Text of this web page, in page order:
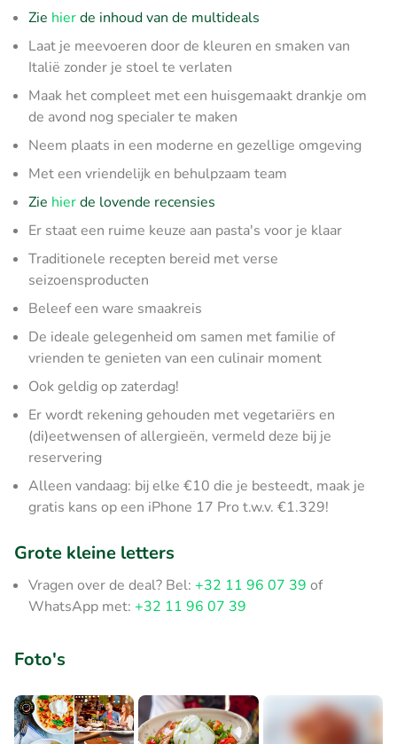
Zie hierde inhoud van de multideals
Laat je meevoeren door de kleuren en smaken van
Italië zonder je stoel te verlaten
Maak het compleet met een huisgemaakt drankje om
de avond nog specialer te maken
Neem plaats in een moderne en gezellige omgeving
Met een vriendelijk en behulpzaam team
Zie hierde lovende recensies
Er staat een ruime keuze aan pasta's voor je klaar
Traditionele recepten bereid met verse
seizoensproducten
Beleef een ware smaakreis
De ideale gelegenheid om samen met familie of
vrienden te genieten van een culinair moment
Ook geldig op zaterdag!
Er wordt rekening gehouden met vegetariërs en
(di)eetwensen of allergieën, vermeld deze bij je
reservering
Alleen vandaag: bij elke €10 die je besteedt, maak je
gratis kans op een iPhone 17 Pro t.w.v. €1.329!
Grote kleine letters
Vragen over de deal? Bel: +32 11 96 07 39 of
WhatsApp met: +32 11 96 07 39
Foto's